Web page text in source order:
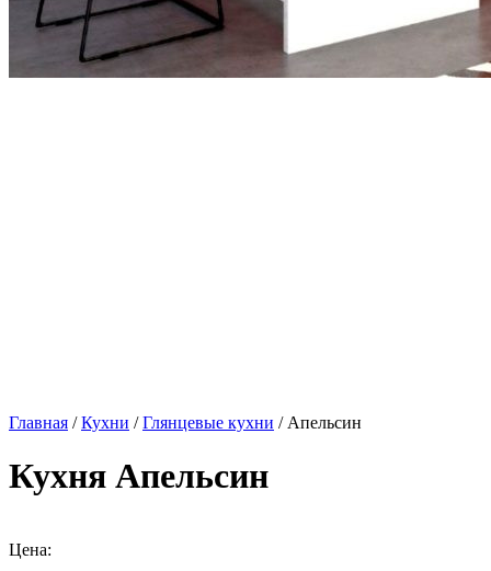
Главная /Кухни /Глянцевые кухни / Апельсин
Кухня Апельсин
Цена: